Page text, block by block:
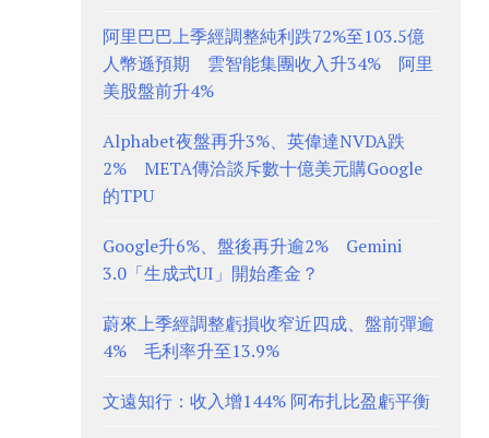
阿里巴巴上季經調整純利跌72%至103.5億
人幣遜預期 雲智能集團收入升34% 阿里
美股盤前升4%
Alphabet夜盤再升3%、英偉達NVDA跌
2% META傳洽談斥數十億美元購Google
的TPU
Google升6%、盤後再升逾2% Gemini
3.0「生成式UI」開始產金？
蔚來上季經調整虧損收窄近四成、盤前彈逾
4% 毛利率升至13.9%
文遠知行：收入增144% 阿布扎比盈虧平衡